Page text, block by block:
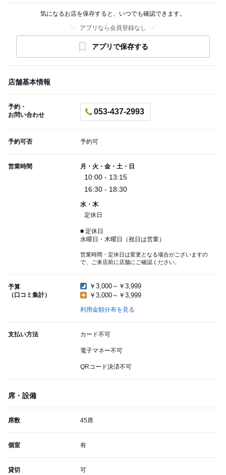
気になるお店を保存すると、いつでも確認できます。
アプリなら会員登録なし
アプリで保存する
店舗基本情報
予約・
お問い合わせ
053-437-2993
予約可否 予約可
営業時間 月・火・金・土・日
10:00 - 13:15
16:30 - 18:30
水・木
定休日
■ 定休日
水曜日・木曜日（祝日は営業）
営業時間・定休日は変更となる場合がございますの
で、ご来店前に店舗にご確認ください。
予算
（口コミ集計）
￥3,000～￥3,999
￥3,000～￥3,999
利用金額分布を見る
支払い方法 カード不可
電子マネー不可
QRコード決済不可
席・設備
席数 45席
個室 有
貸切 可